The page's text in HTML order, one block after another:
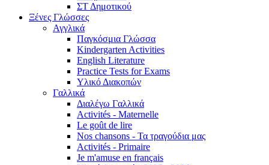
ΣΤ Δημοτικού
Ξένες Γλώσσες
Αγγλικά
Παγκόσμια Γλώσσα
Kindergarten Activities
English Literature
Practice Tests for Exams
Υλικό Διακοπών
Γαλλικά
Διαλέγω Γαλλικά
Activités - Maternelle
Le goût de lire
Nos chansons - Τα τραγούδια μας
Activités - Primaire
Je m'amuse en français